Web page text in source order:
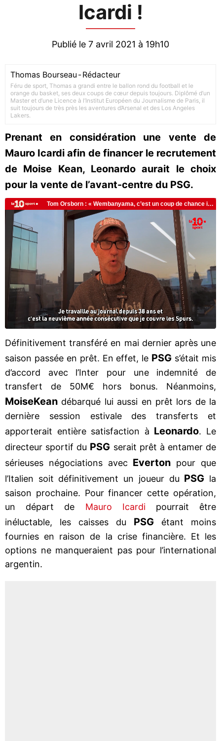
Icardi !
Publié le 7 avril 2021 à 19h10
Thomas Bourseau -Rédacteur
Féru de sport, Thomas a grandi entre le ballon rond du football et le
orange du basket, ses deux coups de cœur depuis toujours. Diplômé d’un
Master et d’une Licence à l’Institut Européen du Journalisme de Paris, il
suit toujours de très près les aventures d’Arsenal et des Los Angeles
Lakers.
Prenant en considération une vente de
Mauro Icardi afin de financer le recrutement
de Moise Kean, Leonardo aurait le choix
pour la vente de l’avant-centre du PSG.
Définitivement transféré en mai dernier après une
saison passée en prêt. En effet, le PSG s’était mis
d’accord avec l’Inter pour une indemnité de
transfert de 50M€ hors bonus. Néanmoins,
MoiseKean débarqué lui aussi en prêt lors de la
dernière session estivale des transferts et
apporterait entière satisfaction à Leonardo. Le
directeur sportif du PSG serait prêt à entamer de
sérieuses négociations avec Everton pour que
l’Italien soit définitivement un joueur du PSG la
saison prochaine. Pour financer cette opération,
un départ de Mauro Icardipourrait être
inéluctable, les caisses du PSG étant moins
fournies en raison de la crise financière. Et les
options ne manqueraient pas pour l’international
argentin.